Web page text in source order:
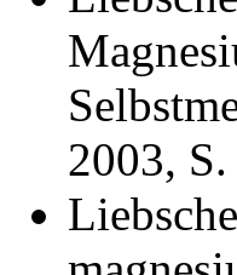
2003,